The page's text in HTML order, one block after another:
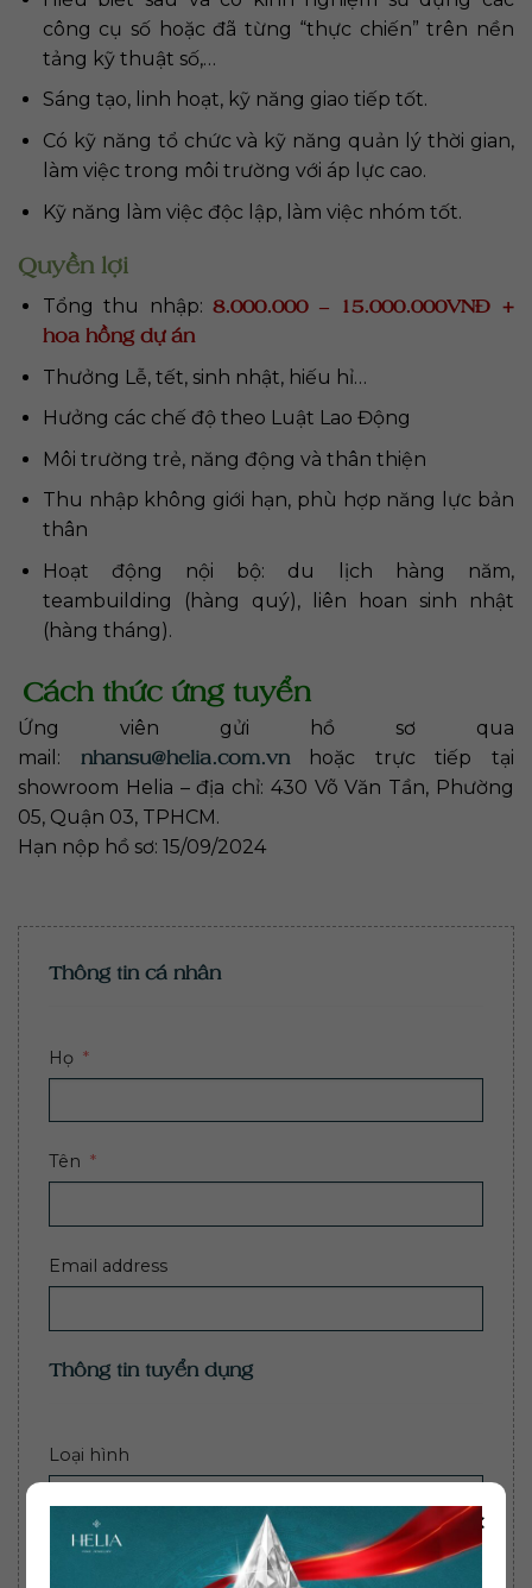
công cụ số hoặc đã từng “thực chiến” trên nền
tảng kỹ thuật số,…
Sáng tạo, linh hoạt, kỹ năng giao tiếp tốt.
Có kỹ năng tổ chức và kỹ năng quản lý thời gian,
làm việc trong môi trường với áp lực cao.
Kỹ năng làm việc độc lập, làm việc nhóm tốt.
Quyền lợi
Tổng thu nhập:8.000.000 – 15.000.000VNĐ +
hoa hồng dự án
Thưởng Lễ, tết, sinh nhật, hiếu hỉ…
Hưởng các chế độ theo Luật Lao Động
Môi trường trẻ, năng động và thân thiện
Thu nhập không giới hạn, phù hợp năng lực bản
thân
Hoạt động nội bộ: du lịch hàng năm,
teambuilding (hàng quý), liên hoan sinh nhật
(hàng tháng).
Cách thức ứng tuyển
Ứng viên gửi hồ sơ qua
mail: nhansu@helia.com.vnhoặc trực tiếp tại
showroom Helia – địa chỉ: 430 Võ Văn Tần, Phường
05, Quận 03, TPHCM.
Hạn nộp hồ sơ: 15/09/2024
Thông tin cá nhân
Họ
Tên
Email address
Thông tin tuyển dụng
Loại hình
×